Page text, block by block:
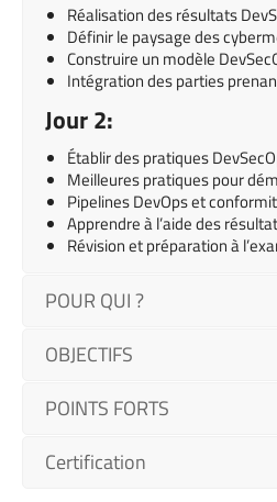
Réalisation des résultats
Définir le paysage des
Construire un modèle
Intégration des parties
Jour 2:
Établir des pratiques
Meilleures pratiques pour
Pipelines DevOps et
Apprendre à l’aide des
Révision et préparation à
POUR QUI ?
OBJECTIFS
POINTS FORTS
Certification